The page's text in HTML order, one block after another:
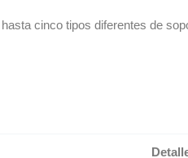
cinco tipos diferentes de